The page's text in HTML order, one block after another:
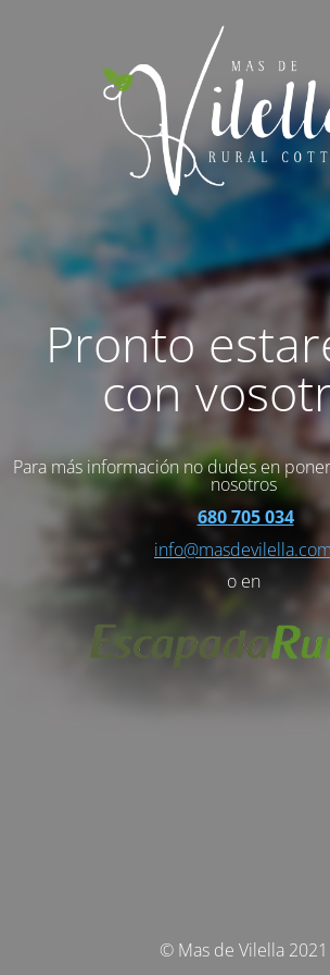
Pronto
con
Para más información no dudes en
nosotros
680 705 034
info@masdevilella.com
o en
© Mas de Vilella 2021